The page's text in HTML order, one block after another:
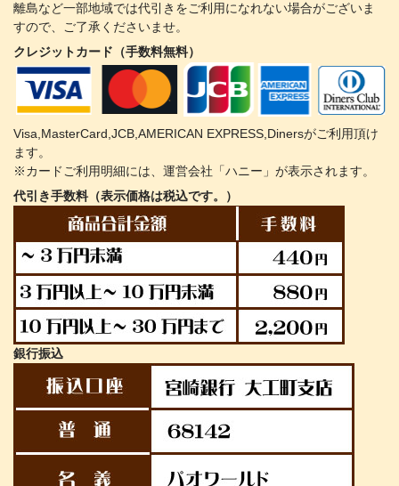
離島など一部地域では代引きをご利用になれない場合がございま
すので、ご了承くださいませ。
クレジットカード（手数料無料）
Visa,MasterCard,JCB,AMERICAN EXPRESS,Dinersがご利用頂け
ます。
※カードご利用明細には、運営会社「ハニー」が表示されます。
代引き手数料（表示価格は税込です。）
銀行振込